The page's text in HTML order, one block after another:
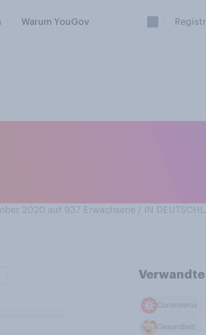
Warum YouGov
2020 auf 937 Erwachsene / IN
Coronavirus
Gesundheit